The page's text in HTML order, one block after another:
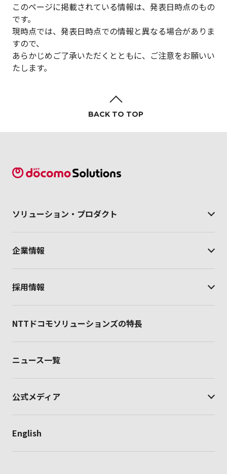
このページに掲載されている情報は、発表日時点のもの
です。
現時点では、発表日時点での情報と異なる場合がありま
すので、
あらかじめご了承いただくとともに、ご注意をお願いい
たします。
BACK TO TOP
ソリューション・ プロダクト
企業情報
採用情報
NTTドコモソリューションズの特長
ニュース一覧
公式メディア
English